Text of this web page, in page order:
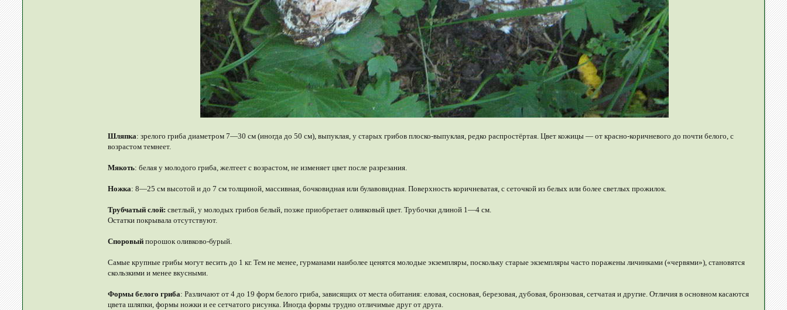
Шляпка: зрелого гриба диаметром 7—30 см (иногда до 50 см), выпуклая, у старых грибов плоско-выпуклая, редко распростёртая. Цвет кожицы — от красно-коричневого до почти белого, с
возрастом темнеет.
Мякоть: белая у молодого гриба, желтеет с возрастом, не изменяет цвет после разрезания.
Ножка: 8—25 см высотой и до 7 см толщиной, массивная, бочковидная или булавовидная. Поверхность коричневатая, с сеточкой из белых или более светлых прожилок.
Трубчатый слой: светлый, у молодых грибов белый, позже приобретает оливковый цвет. Трубочки длиной 1—4 см.
Остатки покрывала отсутствуют.
Споровый порошок оливково-бурый.
Самые крупные грибы могут весить до 1 кг. Тем не менее, гурманами наиболее ценятся молодые экземпляры, поскольку старые экземпляры часто поражены личинками («червями»), становятся
скользкими и менее вкусными.
Формы белого гриба: Различают от 4 до 19 форм белого гриба, зависящих от места обитания: еловая, сосновая, березовая, дубовая, бронзовая, сетчатая и другие. Отличия в основном касаются
цвета шляпки, формы ножки и ее сетчатого рисунка. Иногда формы трудно отличимые друг от друга.